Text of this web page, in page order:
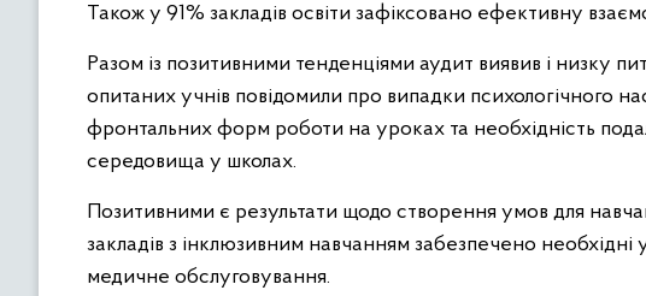
Також у 91% закладів освіти зафіксовано ефективну
Разом із позитивними тенденціями аудит виявив і низку
опитаних учнів повідомили про випадки психологічного
фронтальних форм роботи на уроках та необхідність
середовища у школах.
Позитивними є результати щодо створення умов для
закладів з інклюзивним навчанням забезпечено
медичне обслуговування.